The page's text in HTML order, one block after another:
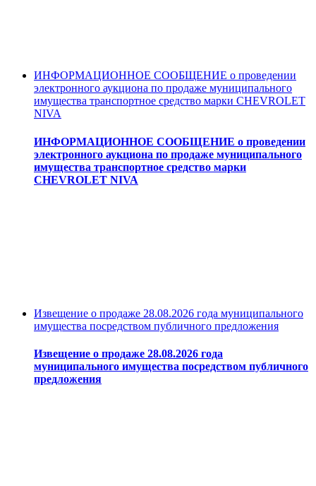
ИНФОРМАЦИОННОЕ СООБЩЕНИЕ о проведении
электронного аукциона по продаже муниципального
имущества транспортное средство марки CHEVROLET
NIVA
ИНФОРМАЦИОННОЕ СООБЩЕНИЕ о проведении
электронного аукциона по продаже муниципального
имущества транспортное средство марки
CHEVROLET NIVA
Извещение о продаже 28.08.2026 года муниципального
имущества посредством публичного предложения
Извещение о продаже 28.08.2026 года
муниципального имущества посредством публичного
предложения